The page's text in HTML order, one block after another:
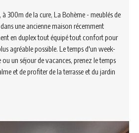
300m de la cure, La Bohème - meublés de
une ancienne maison récemment
en duplex tout équipé tout confort pour
agréable possible. Le temps d'un week-
un séjour de vacances, prenez le temps
et de profiter de la terrasse et du jardin